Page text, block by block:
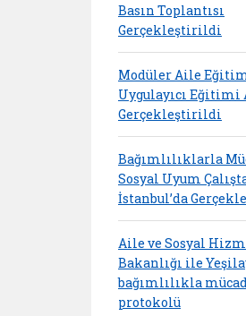
Basın Toplantısı
Gerçekleştirildi
Modüler Aile
Uygulayıcı Eğitimi
Gerçekleştirildi
Bağımlılıklarla
Sosyal Uyum
İstanbul’da
Aile ve Sosyal
Bakanlığı ile
bağımlılıkla
protokolü